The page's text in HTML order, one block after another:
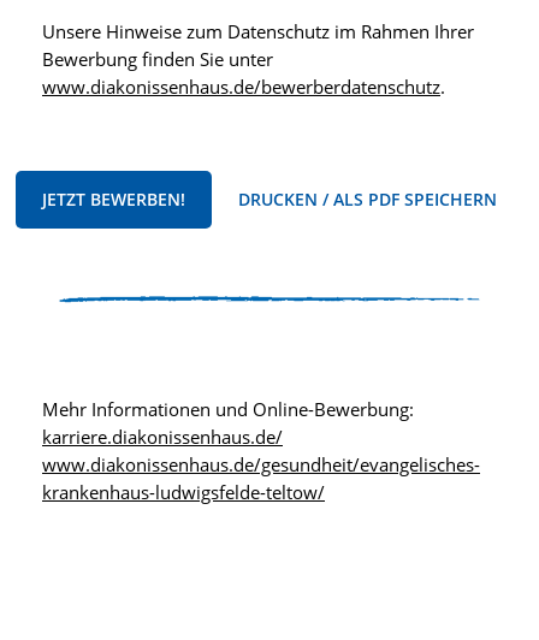
Unsere Hinweise zum Datenschutz im Rahmen Ihrer
Bewerbung finden Sie unter
www.diakonissenhaus.de/bewerberdatenschutz.
JETZT BEWERBEN! DRUCKEN / ALS PDF SPEICHERN
Mehr Informationen und Online-Bewerbung:
karriere.diakonissenhaus.de/
www.diakonissenhaus.de/gesundheit/evangelisches-
krankenhaus-ludwigsfelde-teltow/